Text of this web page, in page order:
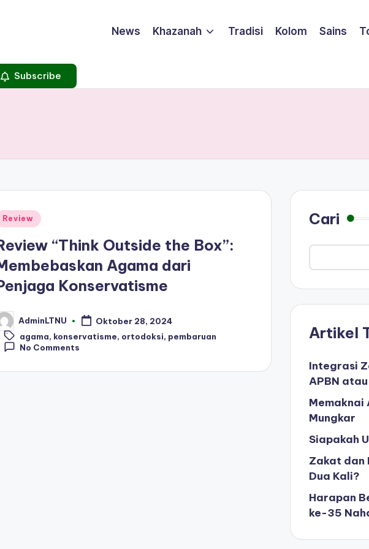
News Khazanah Tradisi Kolom Sains
Subscribe
Review
“Think Outside the Box”:
Agama dari
Konservatisme
AdminLTNU
Oktober 28, 2024
Tags:
agama, konservatisme, ortodoksi, pembaruan
No Comments
Cari
Artikel
Integrasi
APBN
Memaknai
Mungkar
Siapakah
Zakat dan
Dua Kali?
Harapan
ke-35